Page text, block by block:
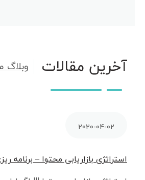
آخرین مقالات وبلاگ
2020-04-02
استراتژی بازاریابی محتوا – برنامه